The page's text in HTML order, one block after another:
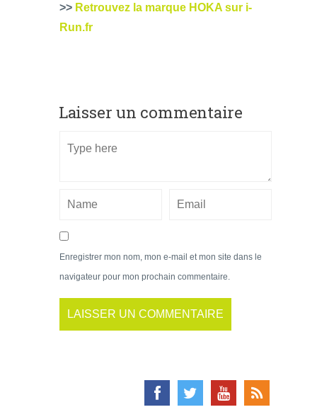
>> Retrouvez la marque HOKA sur i-
Run.fr
Laisser un commentaire
Enregistrer mon nom, mon e-mail et mon site dans le
navigateur pour mon prochain commentaire.